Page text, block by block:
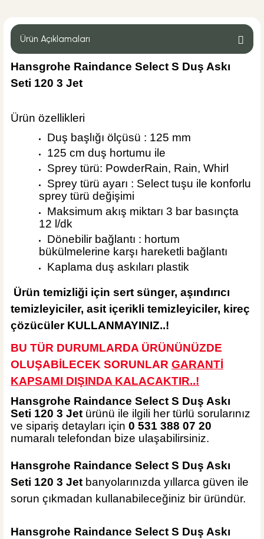
2.518,80 TL %42
Sepete Ekle
Ürün Açıklamaları
Hansgrohe Raindance Select S Duş Askı
Seti 120 3 Jet
Ürün özellikleri
Duş başlığı ölçüsü : 125 mm
125 cm duş hortumu ile
Sprey türü: PowderRain, Rain, Whirl
Sprey türü ayarı : Select tuşu ile konforlu
sprey türü değişimi
Maksimum akış miktarı 3 bar basınçta
12 l/dk
Dönebilir bağlantı : hortum
bükülmelerine karşı hareketli bağlantı
Kaplama duş askıları plastik
Ürün temizliği için sert sünger, aşındırıcı
temizleyiciler, asit içerikli temizleyiciler, kireç
çözücüler KULLANMAYINIZ..!
BU TÜR DURUMLARDA ÜRÜNÜNÜZDE
OLUŞABİLECEK SORUNLAR GARANTİ
KAPSAMI DIŞINDA KALACAKTIR..!
Hansgrohe Raindance Select S Duş Askı
Seti 120 3 Jet ürünü ile ilgili her türlü sorularınız
ve sipariş detayları için 0 531 388 07 20
numaralı telefondan bize ulaşabilirsiniz.
Hansgrohe Raindance Select S Duş Askı
Seti 120 3 Jet banyolarınızda yıllarca güven ile
sorun çıkmadan kullanabileceğiniz bir üründür.
Hansgrohe Raindance Select S Duş Askı